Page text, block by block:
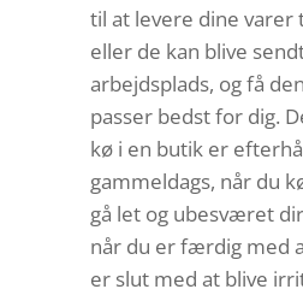
til at levere dine varer
eller de kan blive
arbejdsplads, og få
passer bedst for dig.
kø i en butik er
gammeldags, når du
gå let og ubesværet
når du er færdig med
er slut med at blive